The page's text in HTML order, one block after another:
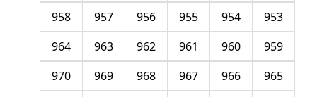
953
954
955
956
957
958
959
960
961
962
963
964
965
966
967
968
969
970